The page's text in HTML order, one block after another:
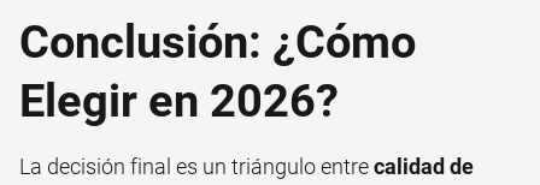
Conclusión: ¿Cómo
Elegir en 2026?
La decisión final es un triángulo entrecalidad de